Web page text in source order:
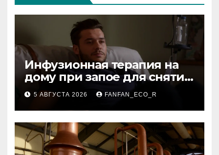
Инфузионная терапия на
дому при запое для снятия
интоксикации
5 АВГУСТА 2026 FANFAN_ECO_R